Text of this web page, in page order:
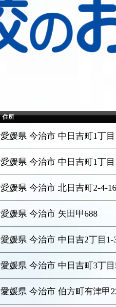
住所
愛媛県 今治市 中日吉町1丁
愛媛県 今治市 中日吉町1丁
愛媛県 今治市 北日吉町2-4-16
愛媛県 今治市 矢田甲688
愛媛県 今治市 中日吉2丁目1-
愛媛県 今治市 中日吉町3丁目
愛媛県 今治市 伯方町有津甲